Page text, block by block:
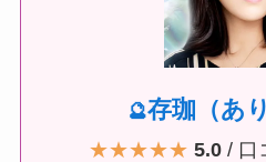
🔮存珈（あ
★★★★★ 5.0/ 口